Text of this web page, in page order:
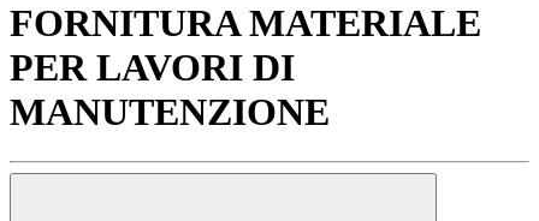
FORNITURA MATERIALE
PER LAVORI DI
MANUTENZIONE